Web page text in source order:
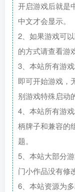
开启游戏后就是
中文才会显示。
2、如果游戏可
的方式请查看游
3、本站所有游
即可开始游戏，
别游戏特殊启动
4、本站所有游
柄牌子和兼容的
题。
5、本站大部分
门小作品没有修
6、本站资源为